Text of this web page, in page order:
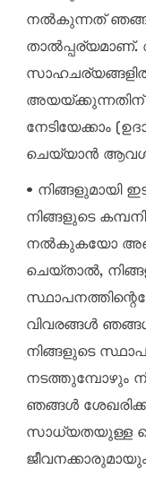
നൽകുന്നത്
താൽപ്പര്യമാണ്.
അയയ്ക്കുന്നതിന്
നേടിയേക്കാം
ചെയ്യാൻ
• നിങ്ങളുമായി
നിങ്ങളുടെ
നൽകുകയോ
ചെയ്താൽ,
വിവരങ്ങൾ
നിങ്ങളുടെ
നടത്തുമ്പോഴും
ഞങ്ങൾ
സാധ്യതയുള്ള